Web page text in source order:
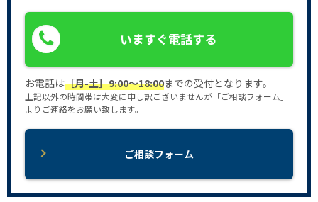
いますぐ電話する
お電話は［月-土］9:00〜18:00までの受付となります。
上記以外の時間帯は大変に申し訳ございませんが「ご相談フォーム」
よりご連絡をお願い致します。
ご相談フォーム